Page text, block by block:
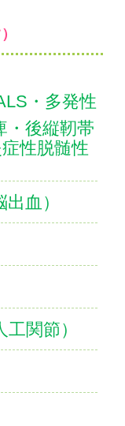
・多発性
・後縦靭帯
性脱髄性
血）
関節）